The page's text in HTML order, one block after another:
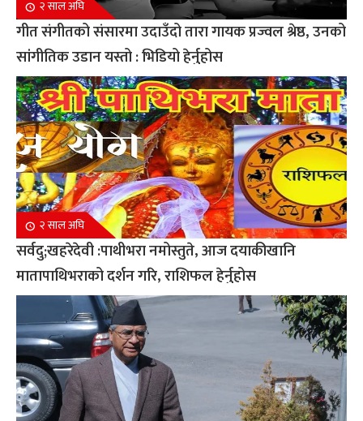
२ साल अघि
गीत संगीतको संसारमा उदाउँदो तारा गायक प्रज्वल श्रेष्ठ, उनको
सांगीतिक उडान यस्तो : भिडियो हेर्नुहोस
२ साल अघि
सर्वदु;खहरेदेवी :पाथीभरा नमोस्तुते, आज दयाकीखानि
मातापाथिभराको दर्शन गरि, राशिफल हेर्नुहोस